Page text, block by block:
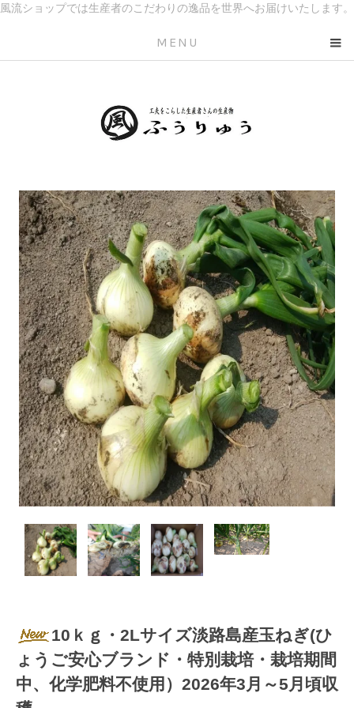
風流ショップでは生産者のこだわりの逸品を世界へお届けいたします。
MENU
10ｋｇ・2Lサイズ淡路島産玉ねぎ(ひ
ょうご安心ブランド・特別栽培・栽培期間
中、化学肥料不使用）2026年3月～5月頃収